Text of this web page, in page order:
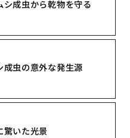
成虫から乾物を守る
虫の意外な発生源
驚いた光景